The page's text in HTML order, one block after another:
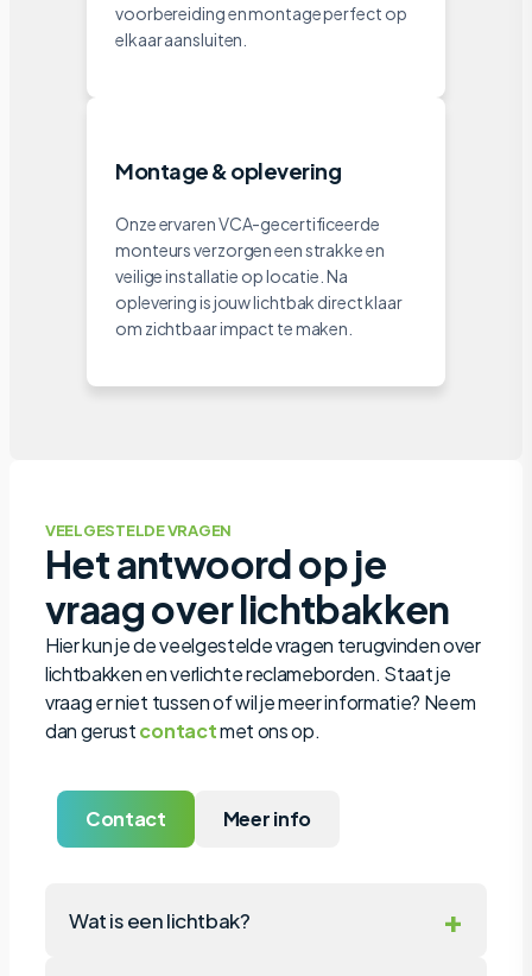
voorbereiding en montage perfect op
elkaar aansluiten.
Montage & oplevering
Onze ervaren VCA-gecertificeerde
monteurs verzorgen een strakke en
veilige installatie op locatie. Na
oplevering is jouw lichtbak direct klaar
om zichtbaar impact te maken.
VEELGESTELDE VRAGEN
Het antwoord op je
vraag over lichtbakken
Hier kun je de veelgestelde vragen terugvinden over
lichtbakken en verlichte reclameborden. Staat je
vraag er niet tussen of wil je meer informatie? Neem
dan gerustcontactmet ons op.
Contact Meer info
Wat is een lichtbak? +